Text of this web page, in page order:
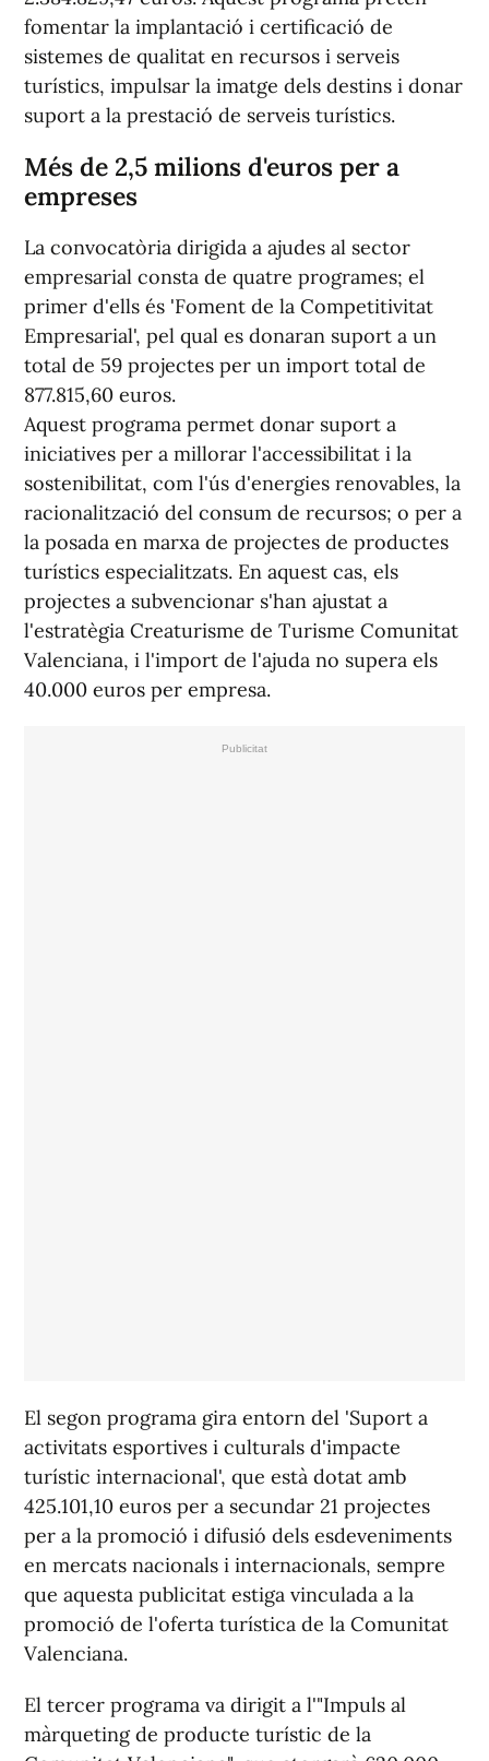
fomentar la implantació i certificació de
sistemes de qualitat en recursos i serveis
turístics, impulsar la imatge dels destins i donar
suport a la prestació de serveis turístics.
Més de 2,5 milions d'euros per a
empreses
La convocatòria dirigida a ajudes al sector
empresarial consta de quatre programes; el
primer d'ells és 'Foment de la Competitivitat
Empresarial', pel qual es donaran suport a un
total de 59 projectes per un import total de
877.815,60 euros.
Aquest programa permet donar suport a
iniciatives per a millorar l'accessibilitat i la
sostenibilitat, com l'ús d'energies renovables, la
racionalització del consum de recursos; o per a
la posada en marxa de projectes de productes
turístics especialitzats. En aquest cas, els
projectes a subvencionar s'han ajustat a
l'estratègia Creaturisme de Turisme Comunitat
Valenciana, i l'import de l'ajuda no supera els
40.000 euros per empresa.
El segon programa gira entorn del 'Suport a
activitats esportives i culturals d'impacte
turístic internacional', que està dotat amb
425.101,10 euros per a secundar 21 projectes
per a la promoció i difusió dels esdeveniments
en mercats nacionals i internacionals, sempre
que aquesta publicitat estiga vinculada a la
promoció de l'oferta turística de la Comunitat
Valenciana.
El tercer programa va dirigit a l'"Impuls al
màrqueting de producte turístic de la